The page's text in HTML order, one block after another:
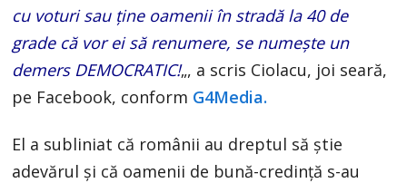
cu voturi sau ţine oamenii în stradă la 40 de
grade că vor ei să renumere, se numeşte un
demers DEMOCRATIC!„, a scris Ciolacu, joi seară,
pe Facebook, conform G4Media.
El a subliniat că românii au dreptul să ştie
adevărul şi că oamenii de bună-credinţă s-au